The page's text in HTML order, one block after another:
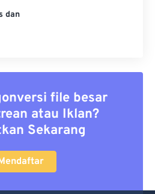
dan
file besar
atau Iklan?
Sekarang